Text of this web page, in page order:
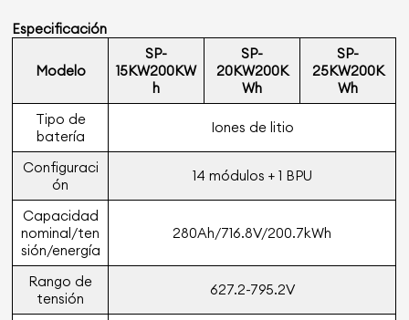
Especificación
Modelo
SP-
15KW200KW
h
SP-
20KW200K
Wh
SP-
25KW200K
Wh
Tipo de
batería
Iones de litio
Configuraci
ón
14 módulos + 1 BPU
Capacidad
nominal/ten
sión/energía
280Ah/716.8V/200.7kWh
Rango de
tensión
627.2-795.2V